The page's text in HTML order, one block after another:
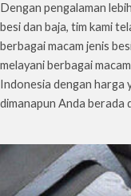
Dengan pengalaman
besi dan baja, tim kami
berbagai macam jenis
melayani berbagai
Indonesia dengan harga
dimanapun Anda berada